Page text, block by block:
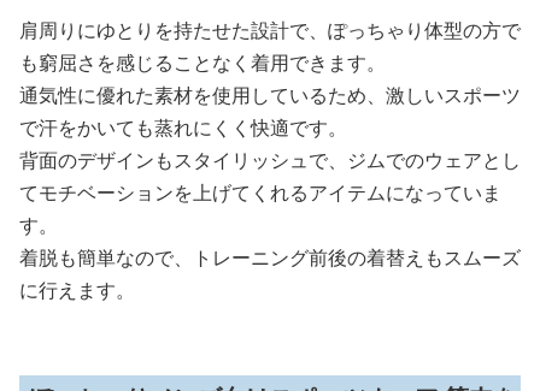
肩周りにゆとりを持たせた設計で、ぽっちゃり体型の方で
も窮屈さを感じることなく着用できます。
通気性に優れた素材を使用しているため、激しいスポーツ
で汗をかいても蒸れにくく快適です。
背面のデザインもスタイリッシュで、ジムでのウェアとし
てモチベーションを上げてくれるアイテムになっていま
す。
着脱も簡単なので、トレーニング前後の着替えもスムーズ
に行えます。